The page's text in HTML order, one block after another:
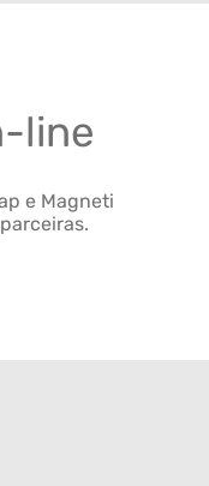
line
e Magneti